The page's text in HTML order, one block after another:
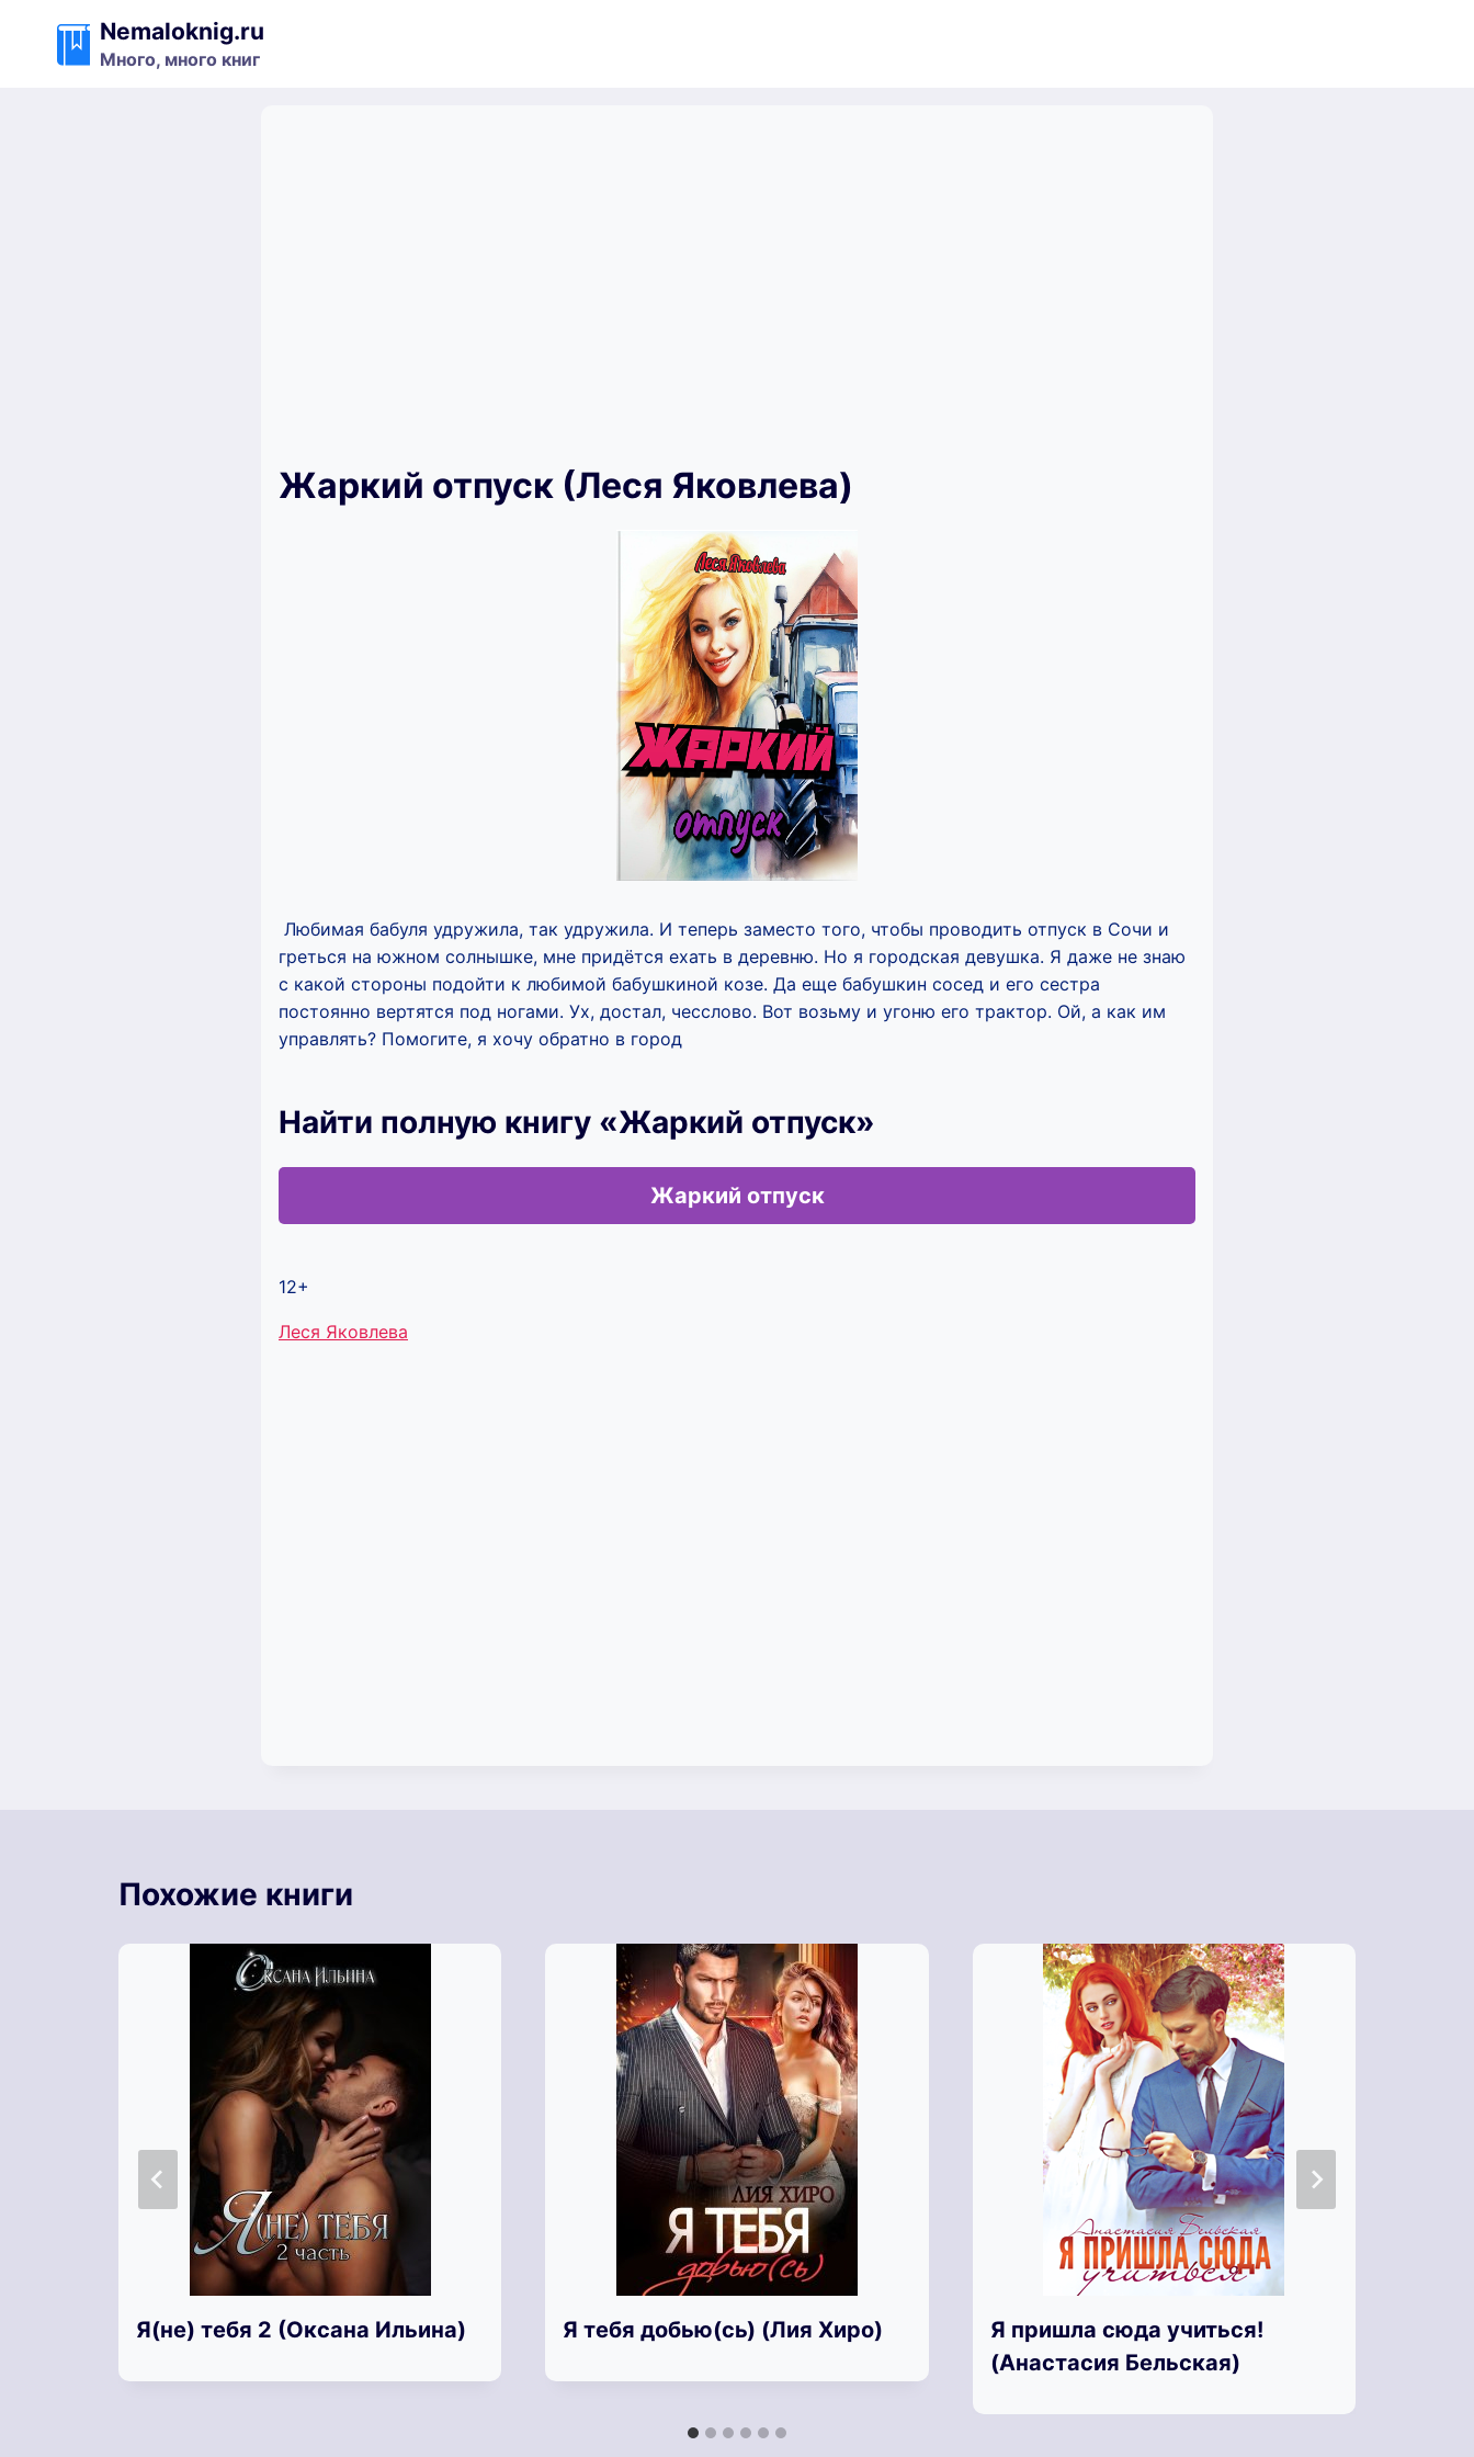
содержимому
Nemaloknig.ru
Много, много книг
Жаркий отпуск (Леся Яковлева)
Любимая бабуля удружила, так удружила. И теперь заместо того, чтобы проводить отпуск в Сочи и
греться на южном солнышке, мне придётся ехать в деревню. Но я городская девушка. Я даже не знаю
с какой стороны подойти к любимой бабушкиной козе. Да еще бабушкин сосед и его сестра
постоянно вертятся под ногами. Ух, достал, чесслово. Вот возьму и угоню его трактор. Ой, а как им
управлять? Помогите, я хочу обратно в город
Найти полную книгу «Жаркий отпуск»
Жаркий отпуск
12+
Метки
Леся Яковлева
Похожие книги
Я(не) тебя 2 (Оксана Ильина) Я тебя добью(сь) (Лия Хиро)
Я пришла сюда учиться!
(Анастасия Бельская)